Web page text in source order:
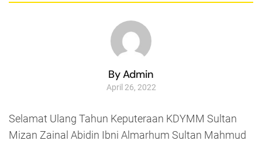
By Admin
April 26, 2022
Selamat Ulang Tahun Keputeraan KDYMM Sultan
Mizan Zainal Abidin Ibni Almarhum Sultan Mahmud